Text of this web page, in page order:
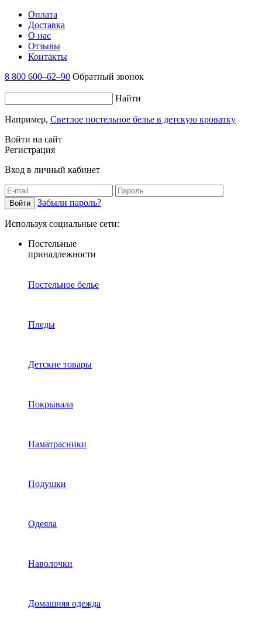
Оплата
Доставка
О нас
Отзывы
Контакты
8 800 600–62–90 Обратный звонок
Найти
Например, Светлое постельное белье в детскую кроватку
Войти на сайт
Регистрация
Вход в личный кабинет
Забыли пароль?
Используя социальные сети:
Постельные
принадлежности
Постельное белье
Пледы
Детские товары
Покрывала
Наматрасники
Подушки
Одеяла
Наволочки
Домашняя одежда